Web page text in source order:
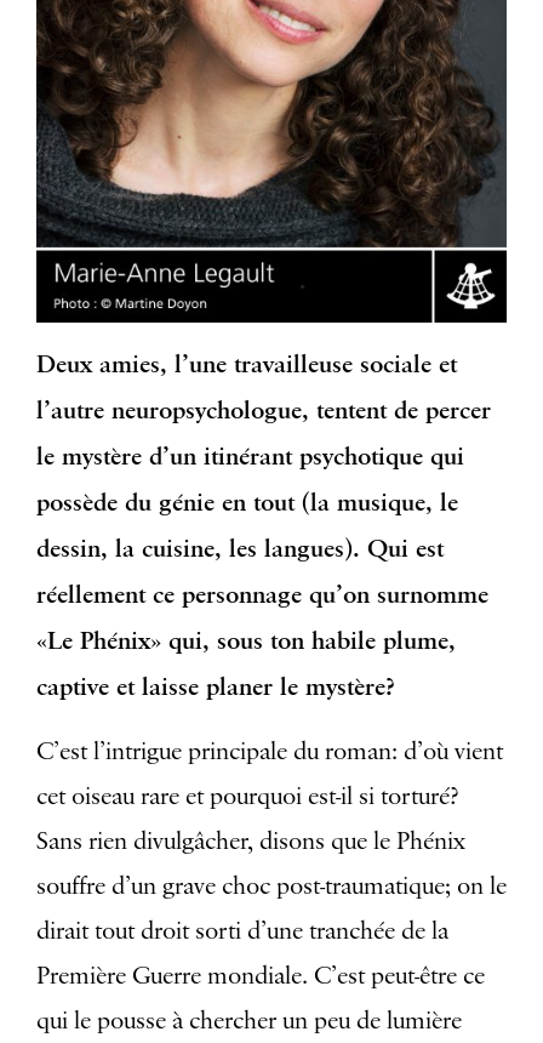
Deux amies, l’une travailleuse sociale et
l’autre neuropsychologue, tentent de percer
le mystère d’un itinérant psychotique qui
possède du génie en tout (la musique, le
dessin, la cuisine, les langues). Qui est
réellement ce personnage qu’on surnomme
«Le Phénix» qui, sous ton habile plume,
captive et laisse planer le mystère?
C’est l’intrigue principale du roman: d’où vient
cet oiseau rare et pourquoi est-il si torturé?
Sans rien divulgâcher, disons que le Phénix
souffre d’un grave choc post-traumatique; on le
dirait tout droit sorti d’une tranchée de la
Première Guerre mondiale. C’est peut-être ce
qui le pousse à chercher un peu de lumière